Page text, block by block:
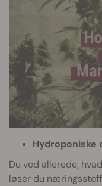
Du ved allerede,
løser du